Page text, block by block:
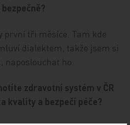
první tři měsíce. Tam kde
dialektem, takže jsem si
naposlouchat ho.
zdravotní systém v ČR
kvality a bezpečí péče?